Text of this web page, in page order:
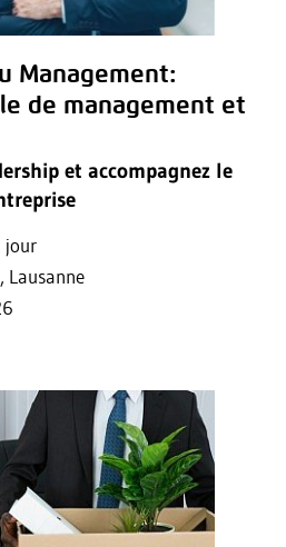
Management:
de management et
et accompagnez le
jour
Lausanne